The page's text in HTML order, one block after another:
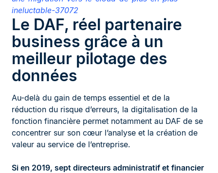
ineluctable-37072
Le DAF, réel partenaire
business grâce à un
meilleur pilotage des
données
Au-delà du gain de temps essentiel et de la
réduction du risque d’erreurs, la digitalisation de la
fonction financière permet notamment au DAF de se
concentrer sur son cœur l’analyse et la création de
valeur au service de l’entreprise.
Si en 2019, sept directeurs administratif et financier